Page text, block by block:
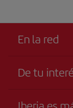
En la red
De tu